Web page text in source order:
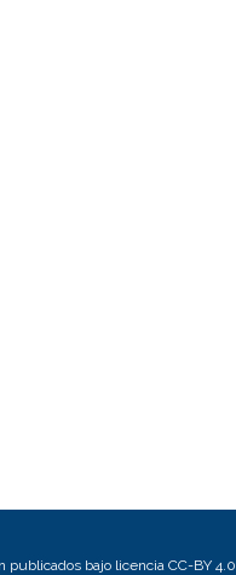
publicados bajo licencia CC-BY 4.0